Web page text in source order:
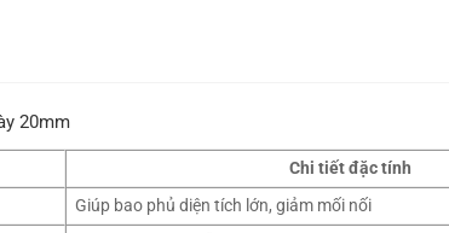
20mm
Chi tiết đặc tính
Giúp bao phủ diện tích lớn, giảm mối nối